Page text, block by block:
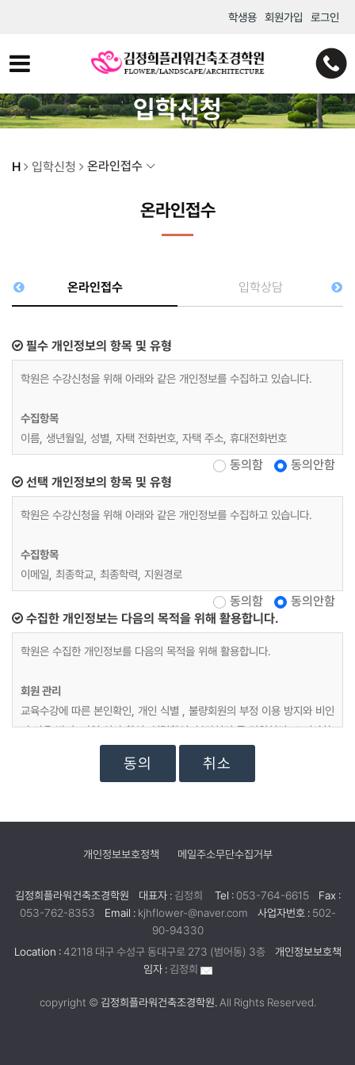
학생용 회원가입 로그인
입학신청
H 입학신청 온라인접수
온라인접수
온라인접수 입학상담
필수 개인정보의 항목 및 유형
학원은 수강신청을 위해 아래와 같은 개인정보를 수집하고 있습니다.
수집항목
이름, 생년월일, 성별, 자택 전화번호, 자택 주소, 휴대전화번호
재직자 교육
위 수집항목 포함, 사업장명, 사업장 대표자, 업태, 종목, 사업장 전화, 팩
스번호, 사업장 주소, 상시근로자 수, 수강료 환급 계좌정보
개인정보 수집방법
홈페이지(수강신청)
동의함
동의안함
선택 개인정보의 항목 및 유형
학원은 수강신청을 위해 아래와 같은 개인정보를 수집하고 있습니다.
수집항목
이메일, 최종학교, 최종학력, 지원경로
동의함
동의안함
수집한 개인정보는 다음의 목적을 위해 활용합니다.
학원은 수집한 개인정보를 다음의 목적을 위해 활용합니다.
회원 관리
교육수강에 따른 본인확인, 개인 식별 , 불량회원의 부정 이용 방지와 비인
가 사용 방지, 가입 의사 확인, 연령확인, 불만처리 등 민원처리, 고지사항
취소
개인정보보호정책 메일주소무단수집거부
김정희플라워건축조경학원 대표자 : 김정희 Tel : 053-764-6615
Fax :
053-762-8353
Email : kjhflower-@naver.com 사업자번호 : 502-
90-94330
Location :42118 대구 수성구 동대구로 273 (범어동) 3층
개인정보보호책
임자 : 김정희
copyright © 김정희플라워건축조경학원.All Rights Reserved.